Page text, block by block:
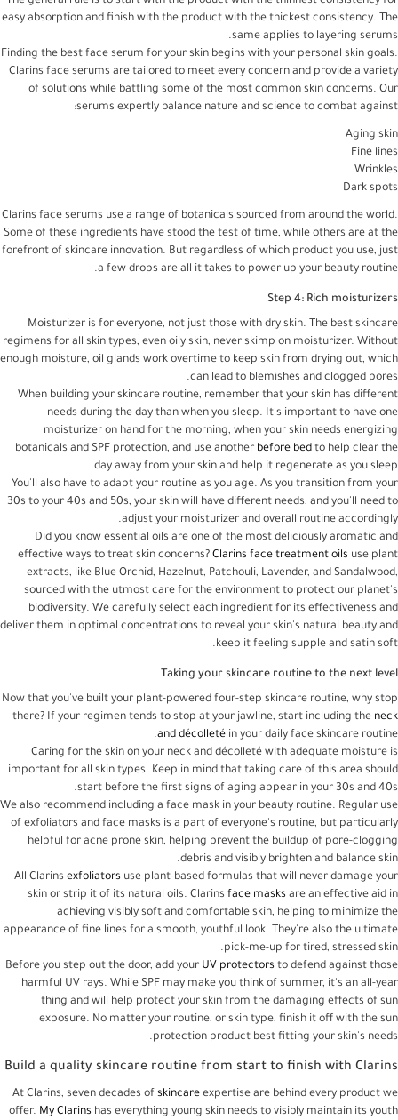
easy absorption and finish with the product with the thickest consistency. The
same applies to layering serums.
Finding the best face serum for your skin begins with your personal skin goals.
Clarins face serums are tailored to meet every concern and provide a variety
of solutions while battling some of the most common skin concerns. Our
serums expertly balance nature and science to combat against:
Aging skin
Fine lines
Wrinkles
Dark spots
Clarins face serums use a range of botanicals sourced from around the world.
Some of these ingredients have stood the test of time, while others are at the
forefront of skincare innovation. But regardless of which product you use, just
a few drops are all it takes to power up your beauty routine.
Step 4: Rich moisturizers
Moisturizer is for everyone, not just those with dry skin. The best skincare
regimens for all skin types, even oily skin, never skimp on moisturizer. Without
enough moisture, oil glands work overtime to keep skin from drying out, which
can lead to blemishes and clogged pores.
When building your skincare routine, remember that your skin has different
needs during the day than when you sleep. It's important to have one
moisturizer on hand for the morning, when your skin needs energizing
botanicals and SPF protection, and use another before bed to help clear the
day away from your skin and help it regenerate as you sleep.
You'll also have to adapt your routine as you age. As you transition from your
30s to your 40s and 50s, your skin will have different needs, and you'll need to
adjust your moisturizer and overall routine accordingly.
Did you know essential oils are one of the most deliciously aromatic and
effective ways to treat skin concerns? Clarins face treatment oils use plant
extracts, like Blue Orchid, Hazelnut, Patchouli, Lavender, and Sandalwood,
sourced with the utmost care for the environment to protect our planet's
biodiversity. We carefully select each ingredient for its effectiveness and
deliver them in optimal concentrations to reveal your skin's natural beauty and
keep it feeling supple and satin soft.
Taking your skincare routine to the next level
Now that you've built your plant-powered four-step skincare routine, why stop
there? If your regimen tends to stop at your jawline, start including the neck
and décolleté in your daily face skincare routine.
Caring for the skin on your neck and décolleté with adequate moisture is
important for all skin types. Keep in mind that taking care of this area should
start before the first signs of aging appear in your 30s and 40s.
We also recommend including a face mask in your beauty routine. Regular use
of exfoliators and face masks is a part of everyone's routine, but particularly
helpful for acne prone skin, helping prevent the buildup of pore-clogging
debris and visibly brighten and balance skin.
All Clarins exfoliators use plant-based formulas that will never damage your
skin or strip it of its natural oils. Clarins face masks are an effective aid in
achieving visibly soft and comfortable skin, helping to minimize the
appearance of fine lines for a smooth, youthful look. They're also the ultimate
pick-me-up for tired, stressed skin.
Before you step out the door, add your UV protectors to defend against those
harmful UV rays. While SPF may make you think of summer, it's an all-year
thing and will help protect your skin from the damaging effects of sun
exposure. No matter your routine, or skin type, finish it off with the sun
protection product best fitting your skin's needs.
Build a quality skincare routine from start to finish with Clarins
At Clarins, seven decades of skincare expertise are behind every product we
offer. My Clarins has everything young skin needs to visibly maintain its youth